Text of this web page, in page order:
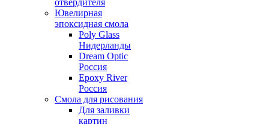
отвердителя
Ювелирная
эпоксидная смола
Poly Glass
Нидерланды
Dream Optic
Россия
Epoxy River
Россия
Смола для рисования
Для заливки
картин